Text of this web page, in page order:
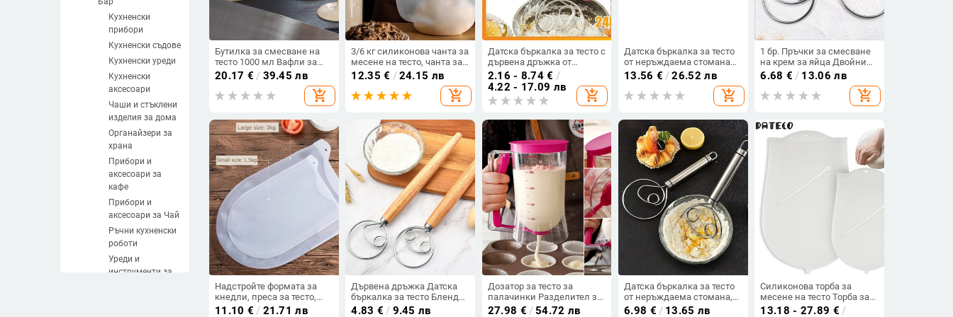
Кухненски
прибори
Кухненски съдове
Кухненски уреди
Кухненски
аксесоари
Чаши и стъклени
изделия за дома
Органайзери за
храна
Прибори и
аксесоари за
кафе
Прибори и
аксесоари за Чай
Ръчни кухненски
роботи
Уреди и
инструменти за
Бутилка за смесване на
тесто 1000 мл Вафли за
палачинки Шейкър за
тесто за палачинки
Бутилка Дозатор за
палачинки за мъфини
Кухненски консумативи
20.17 € / 39.45 лв
add_shopping_cart
3/6 кг силиконова чанта за
месене на тесто, чанта за
миксер за смесване на
брашно за хляб,
сладкиши, пица,
незалепващо печене,
инструменти
12.35 € /24.15 лв
add_shopping_cart
Датска бъркалка за тесто с
дървена дръжка от
неръждаема стомана
Ръчен миксер за тесто за
хляб в холандски стил за
кухненско печене
2.16 - 8.74 € /
4.22 - 17.09 лв
add_shopping_cart
Датска бъркалка за тесто
от неръждаема стомана
Холандска бъркалка за
хляб 13 инча
13.56 € /26.52 лв
add_shopping_cart
1 бр. Пръчки за смесване
на крем за яйца Двойни
дупки Брашно Бъркалка
за торта Разбиване за
датско тесто Хляб Гладки
инструменти Бобина за
инструменти
6.68 € / 13.06 лв
add_shopping_cart
Надстройте формата за
кнедли, преса за тесто,
форма за обвивка на
11.10 € / 21.71 лв
Дървена дръжка Датска
бъркалка за тесто Блендер
за сладкиши от
4.83 € / 9.45 лв
Дозатор за тесто за
палачинки Разделител за
тесто Сператор за сметана
27.98 € /54.72 лв
Датска бъркалка за тесто
от неръждаема стомана,
холандски стил, тесто за
6.98 € / 13.65 лв
Силиконова торба за
месене на тесто Торба за
миксер за брашно
13.18 - 27.89 € /